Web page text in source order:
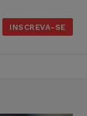
INSCREVA-SE